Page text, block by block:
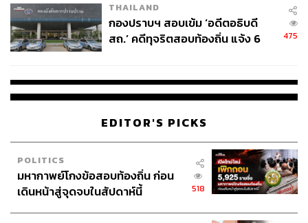
THAILAND
กองปราบฯ สอบเข้ม ‘อดีตอธิบดี
สถ.’ คดีทุจริตสอบท้องถิ่น แจ้ง 6
475
EDITOR'S PICKS
POLITICS
มหากาพย์โกงข้อสอบท้องถิ่น ก่อน
เดินหน้าสู่จุดจบในสัปดาห์นี้
518